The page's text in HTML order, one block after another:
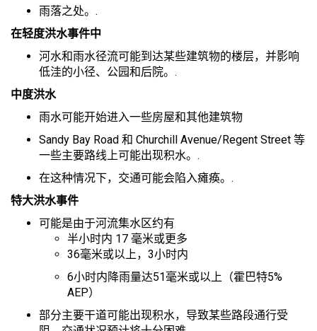
雨落之处。.
在轻度洪水事件中
河水和雨水径流可能到达某些建筑物的楼层，并影响
低洼的小径、公园和后院。.
中度洪水
雨水可能开始进入一些房屋和其他建筑物
Sandy Bay Road 和 Churchill Avenue/Regent Street 等
一些主要路线上可能出现积水。.
在这种情况下，交通可能会陷入瘫痪。.
特大洪水事件
可能是由于河流集水区约有
半小时内 17 毫米或更多
36毫米或以上，3小时内
6小时内降雨量达51毫米或以上（霍巴特5%
AEP）
部分主要干道可能出现积水，导致某些路段通行受